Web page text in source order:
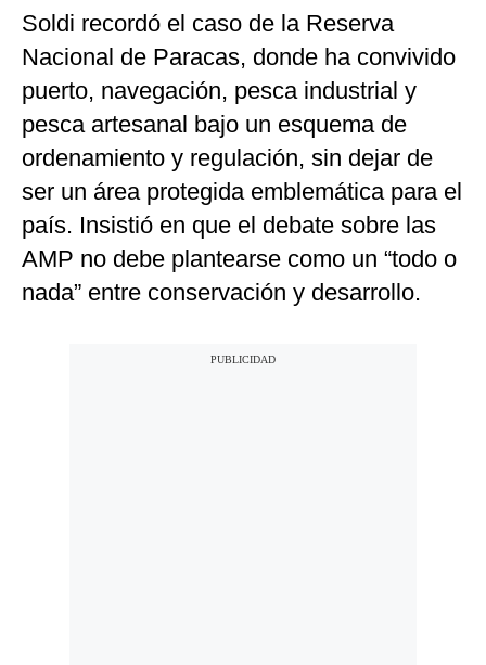
Soldi recordó el caso de la Reserva
Nacional de Paracas, donde ha convivido
puerto, navegación, pesca industrial y
pesca artesanal bajo un esquema de
ordenamiento y regulación, sin dejar de
ser un área protegida emblemática para el
país. Insistió en que el debate sobre las
AMP no debe plantearse como un “todo o
nada” entre conservación y desarrollo.